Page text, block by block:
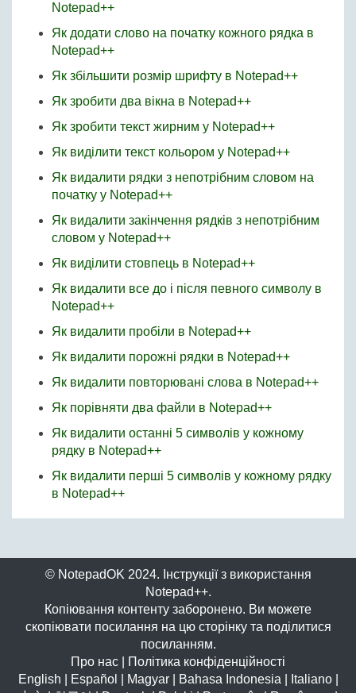
Notepad++
Як додати слово на початку кожного рядка в
Notepad++
Як збільшити розмір шрифту в Notepad++
Як зробити два вікна в Notepad++
Як зробити текст жирним у Notepad++
Як виділити текст кольором у Notepad++
Як видалити рядки з непотрібним словом на
початку у Notepad++
Як видалити закінчення рядків з непотрібним
словом у Notepad++
Як виділити стовпець в Notepad++
Як видалити все до і після певного символу в
Notepad++
Як видалити пробіли в Notepad++
Як видалити порожні рядки в Notepad++
Як видалити повторювані слова в Notepad++
Як порівняти два файли в Notepad++
Як видалити останні 5 символів у кожному
рядку в Notepad++
Як видалити перші 5 символів у кожному рядку
в Notepad++
© NotepadOK 2024. Інструкції з використання
Notepad++.
Копіювання контенту заборонено. Ви можете
скопіювати посилання на цю сторінку та поділитися
посиланням.
Про нас
Політика конфіденційності
English
Español Magyar| Bahasa Indonesia Italiano|